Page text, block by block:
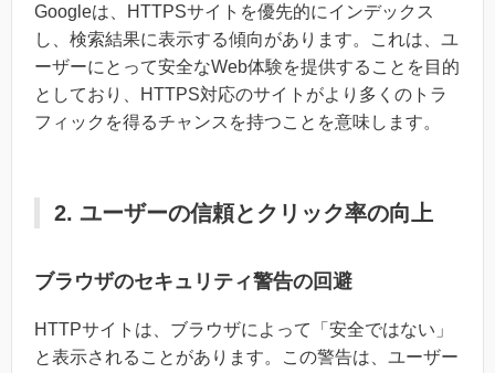
Googleは、HTTPSサイトを優先的にインデックス
し、検索結果に表示する傾向があります。これは、ユ
ーザーにとって安全なWeb体験を提供することを目的
としており、HTTPS対応のサイトがより多くのトラ
フィックを得るチャンスを持つことを意味します。
2. ユーザーの信頼とクリック率の向上
ブラウザのセキュリティ警告の回避
HTTPサイトは、ブラウザによって「安全ではない」
と表示されることがあります。この警告は、ユーザー